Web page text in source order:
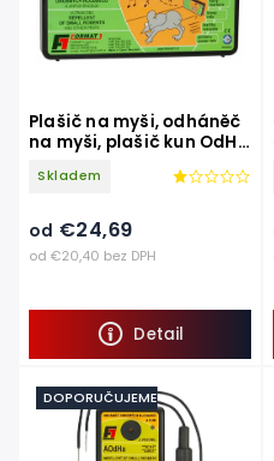
Plašič na myši, odháněč
na myši, plašič kun OdH1
Skladem
od €20,40 bez DPH
od €24,69
Detail
DOPORUČUJEME